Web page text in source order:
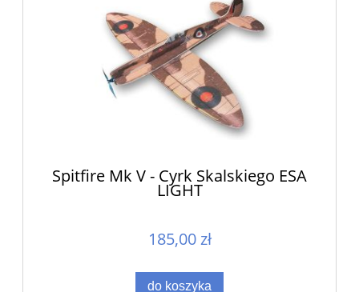
Spitfire Mk V - Cyrk Skalskiego ESA
LIGHT
185,00 zł
do koszyka